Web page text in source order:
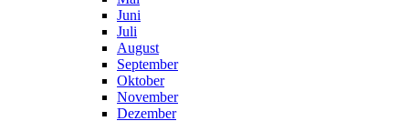
Juni
Juli
August
September
Oktober
November
Dezember